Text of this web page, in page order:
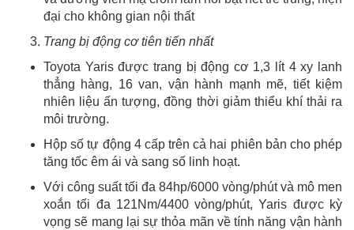
đại cho không gian nội thất
Trang bị động cơ tiên tiến nhất
Toyota Yaris được trang bị động cơ 1,3 lít 4 xy lanh
thẳng hàng, 16 van, vận hành mạnh mẽ, tiết kiệm
nhiên liệu ấn tượng, đồng thời giảm thiểu khí thải ra
môi trường.
Hộp số tự động 4 cấp trên cả hai phiên bản cho phép
tăng tốc êm ái và sang số linh hoạt.
Với công suất tối đa 84hp/6000 vòng/phút và mô men
xoắn tối đa 121Nm/4400 vòng/phút, Yaris được kỳ
vọng sẽ mang lại sự thỏa mãn về tính năng vận hành